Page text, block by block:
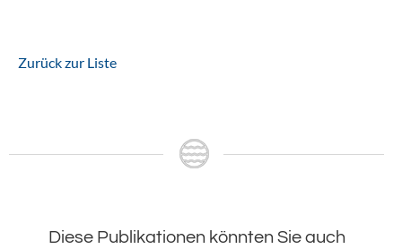
Zurück zur Liste
Diese Publikationen könnten Sie auch